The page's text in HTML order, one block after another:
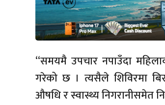
“समयमै उपचार नपाउँदा
गरेको छ । त्यसैले शिविरमा
औषधि र स्वास्थ्य निगरानीसमेत